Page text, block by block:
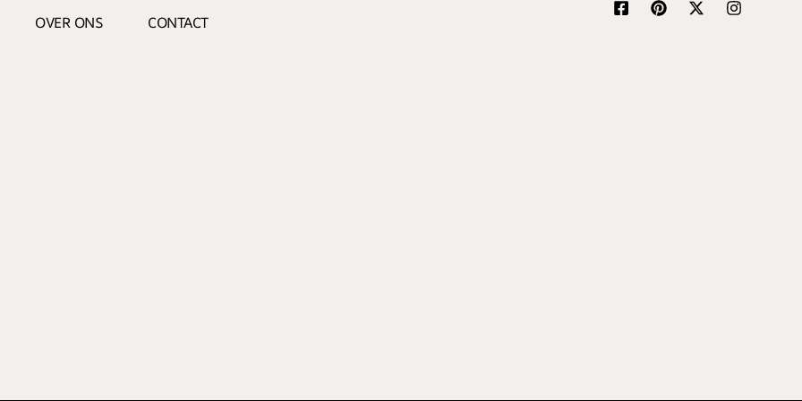
OVER ONS CONTACT